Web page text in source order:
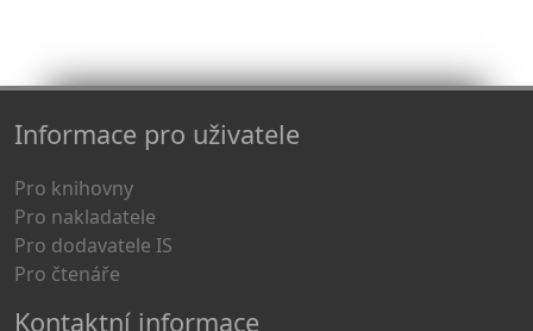
Informace pro uživatele
Pro knihovny
Pro nakladatele
Pro dodavatele IS
Pro čtenáře
Kontaktní informace